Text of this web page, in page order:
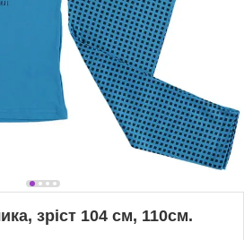
зріст 104 см, 110см.